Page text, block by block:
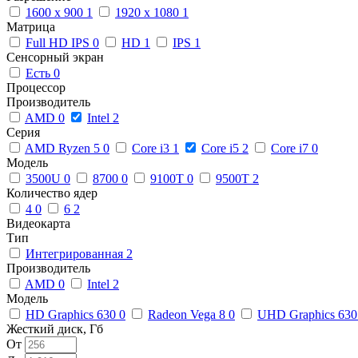
1600 x 900 1 1920 x 1080 1
Матрица
Full HD IPS 0 HD 1 IPS 1
Сенсорный экран
Есть 0
Процессор
Производитель
AMD 0 Intel 2
Серия
AMD Ryzen 5 0 Core i3 1 Core i5 2 Core i7 0
Модель
3500U 0 8700 0 9100T 0 9500T 2
Количество ядер
4 0 6 2
Видеокарта
Тип
Интегрированная 2
Производитель
AMD 0 Intel 2
Модель
HD Graphics 630 0 Radeon Vega 8 0
UHD Graphics
Жесткий диск, Гб
От